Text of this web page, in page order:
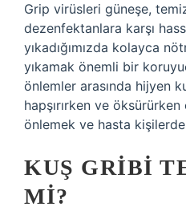
Grip virüsleri güneşe,
dezenfektanlara karşı
yıkadığımızda kolayca
yıkamak önemli bir
önlemler arasında hijyen
hapşırırken ve öksürürken
önlemek ve hasta
KUŞ GRIBI
MI?